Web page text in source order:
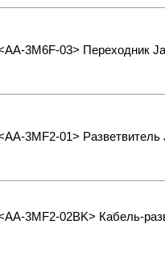
3M6F-03> Переходник
3MF2-01>
3MF2-02BK> Кабель-